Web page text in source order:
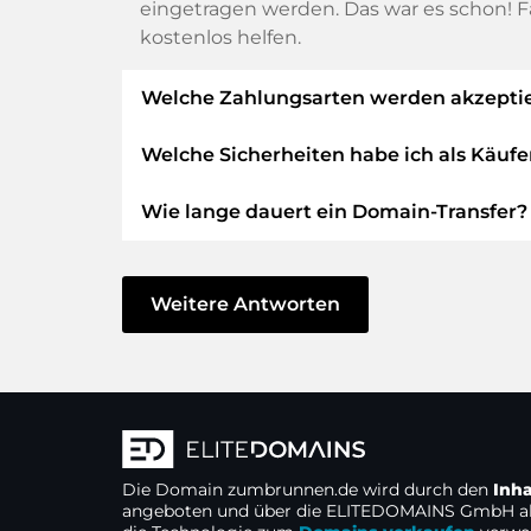
eingetragen werden. Das war es
kostenlos helfen.
Welche Zahlungsarten werden
Wir verwenden SEPA als Vorkasse und
Welche Sicherheiten habe ich als
Wir garantieren Ihnen als Käufer immer
Sie erhalten IhrGeld zurück
Der Verkäufer erhält erst Geld, sobald
Wir nutzen eineeigene Technologie
Alle Server und Kundendaten
Wie lange dauert ein Domain-Transfer?
Der Domain-Transfer zu einem neuen
Verzögerung handeln und keine
Weitere Antworten
Die Domain zumbrunnen.de wird durch den
angeboten und über die ELITEDOMAINS GmbH